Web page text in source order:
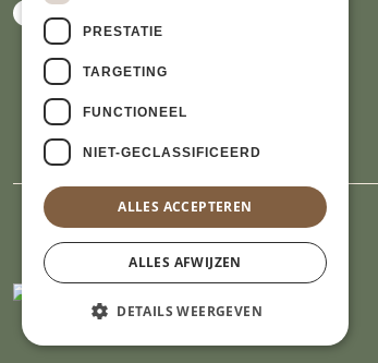
PRESTATIE
TARGETING
FUNCTIONEEL
NIET-GECLASSIFICEERD
ALLES ACCEPTEREN
ALLES AFWIJZEN
DETAILS WEERGEVEN